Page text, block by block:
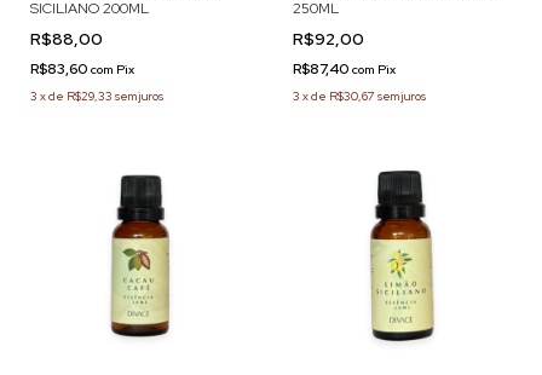
SICILIANO 200ML
R$88,00
R$83,60 com Pix
3 xde R$29,33 sem juros
250ML
R$92,00
R$87,40 com Pix
3 xde R$30,67 sem juros